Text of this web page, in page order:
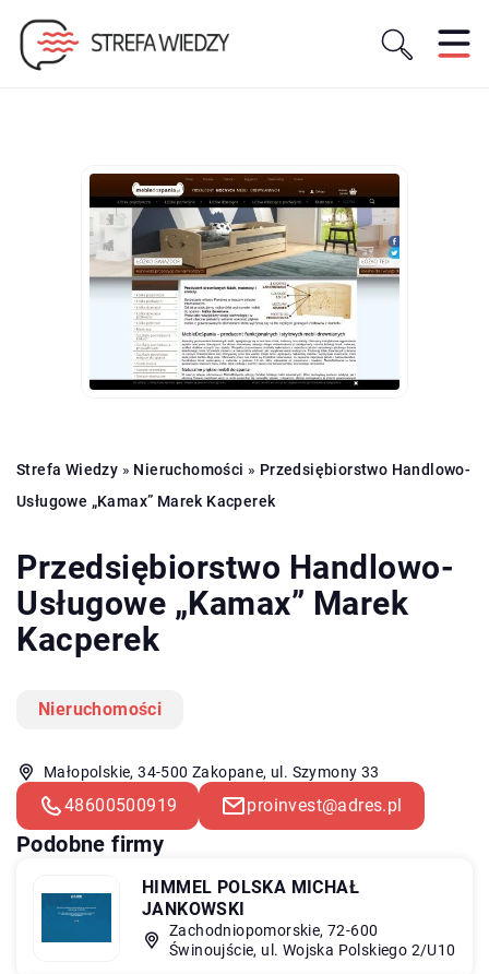
Strefa Wiedzy » Nieruchomości » Przedsiębiorstwo Handlowo-
Usługowe „Kamax” Marek Kacperek
Przedsiębiorstwo Handlowo-
Usługowe „Kamax” Marek
Kacperek
Nieruchomości
Małopolskie, 34-500 Zakopane, ul. Szymony 33
48600500919 proinvest@adres.pl
Podobne firmy
HIMMEL POLSKA MICHAŁ
JANKOWSKI
Zachodniopomorskie, 72-600
Świnoujście, ul. Wojska Polskiego 2/U10